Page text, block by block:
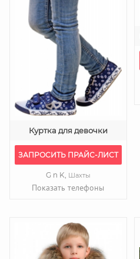
Куртка для девочки
ЗАПРОСИТЬ ПРАЙС-ЛИСТ
G n K, Шахты
Показать телефоны